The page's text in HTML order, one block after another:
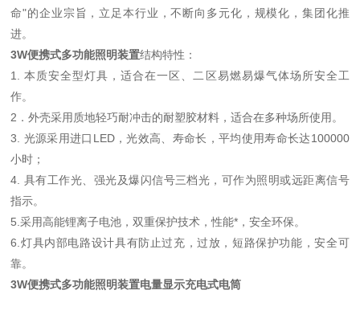
命"的企业宗旨，立足本行业，不断向多元化，规模化，集团化推
进。
3W便携式多功能照明装置结构特性：
1. 本质安全型灯具，适合在一区、二区易燃易爆气体场所安全工
作。
2．外壳采用质地轻巧耐冲击的耐塑胶材料，适合在多种场所使用。
3. 光源采用进口LED，光效高、寿命长，平均使用寿命长达100000
小时；
4. 具有工作光、强光及爆闪信号三档光，可作为照明或远距离信号
指示。
5.采用高能锂离子电池，双重保护技术，性能*，安全环保。
6.灯具内部电路设计具有防止过充，过放，短路保护功能，安全可
靠。
3W便携式多功能照明装置电量显示充电式电筒